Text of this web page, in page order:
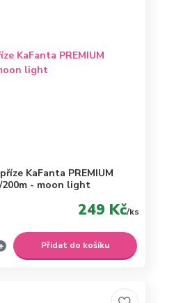
KaFanta PREMIUM
200m - moon light
249 Kč/ks
Přidat do košíku